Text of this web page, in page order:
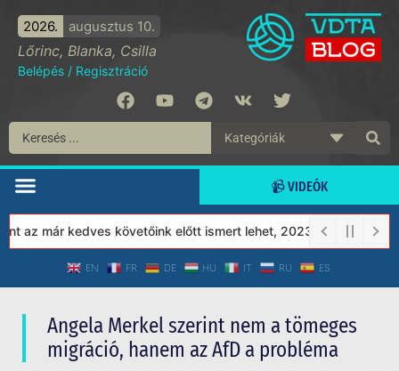
2026. augusztus 10.
Lőrinc, Blanka, Csilla
Belépés / Regisztráció
📹 VIDEÓK
kedves követőink előtt ismert lehet, 2023-tól a Védett
EN FR DE HU IT RU ES
Angela Merkel szerint nem a tömeges
migráció, hanem az AfD a probléma